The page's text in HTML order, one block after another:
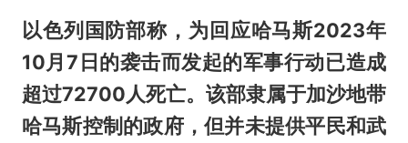
以色列国防部称，为回应哈马斯2023年
10月7日的袭击而发起的军事行动已造成
超过72700人死亡。该部隶属于加沙地带
哈马斯控制的政府，但并未提供平民和武